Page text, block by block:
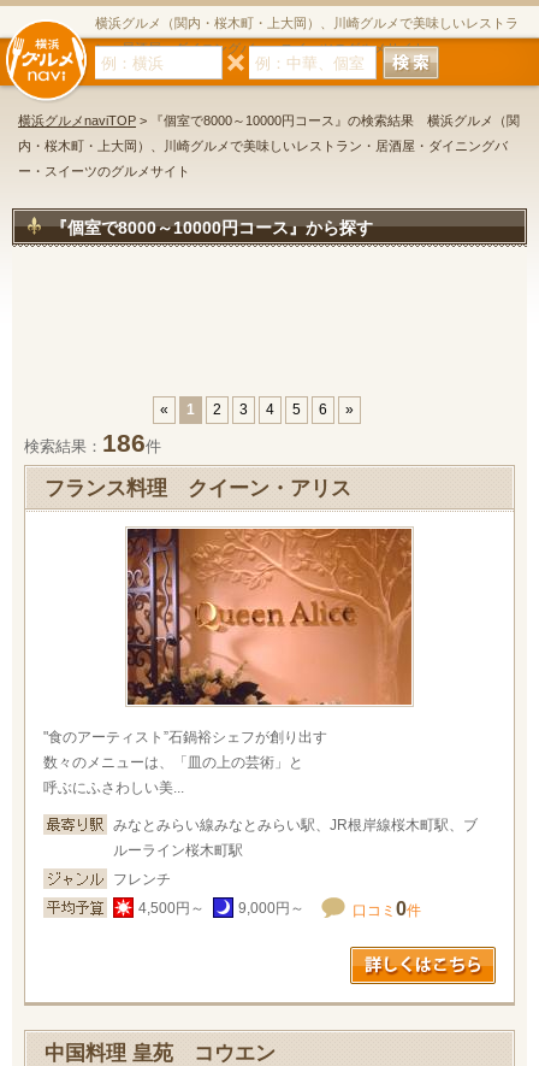
横浜グルメ（関内・桜木町・上大岡）、川崎グルメで美味しいレストラ
ン・居酒屋・ダイニングバー・スイーツのグルメサイト
横浜グルメnaviTOP > 『個室で8000～10000円コース』の検索結果 横浜グルメ（関
内・桜木町・上大岡）、川崎グルメで美味しいレストラン・居酒屋・ダイニングバ
ー・スイーツのグルメサイト
『個室で8000～10000円コース』から探す
« 1 2 3 4 5 6 »
検索結果： 186件
フランス料理 クイーン・アリス
"食のアーティスト”石鍋裕シェフが創り出す
数々のメニューは、「皿の上の芸術」と
呼ぶにふさわしい美...
みなとみらい線みなとみらい駅、JR根岸線桜木町駅、ブ
ルーライン桜木町駅
フレンチ
4,500円～
9,000円～ 口コミ 0件
中国料理 皇苑 コウエン